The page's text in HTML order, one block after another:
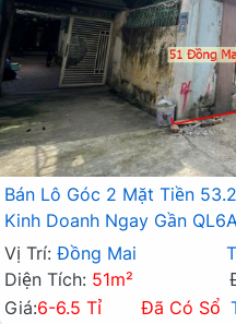
Bán Lô Góc 2 Mặt Tiền
Kinh Doanh Ngay Gần
Vị Trí: Đồng Mai
Diện Tích: 51m²
Giá:6-6.5 Tỉ Đã Có Sổ